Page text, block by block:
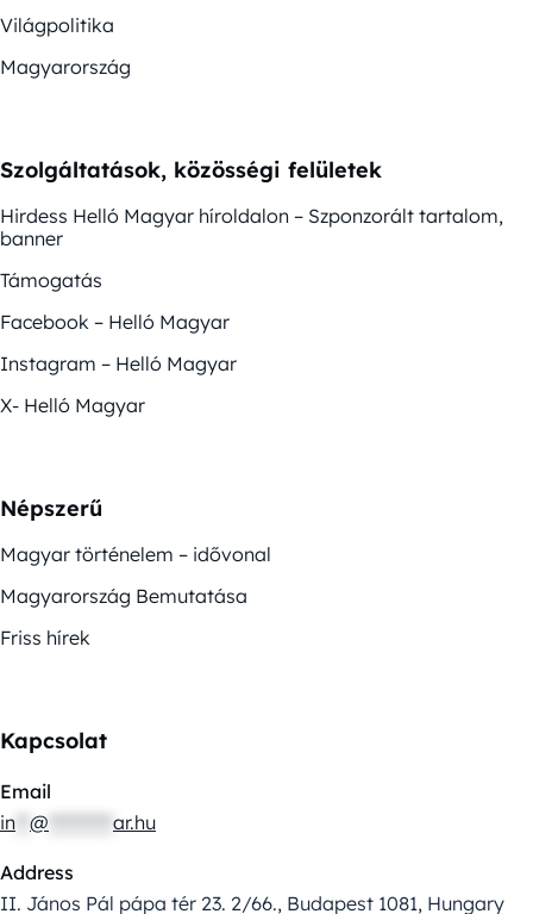
Világpolitika
Magyarország
Szolgáltatások, közösségi felületek
Hirdess Helló Magyar híroldalon – Szponzorált tartalom,
banner
Támogatás
Facebook – Helló Magyar
Instagram – Helló Magyar
X- Helló Magyar
Népszerű
Magyar történelem – idővonal
Magyarország Bemutatása
Friss hírek
Kapcsolat
Email
in @ ar.hu
Address
II. János Pál pápa tér 23. 2/66., Budapest 1081, Hungary